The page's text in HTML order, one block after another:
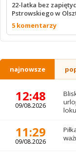
22-latka bez
Pstrowskiego w
5 komentarzy
najnowsze
12:48
09/08.2026
11:29
09/08.2026